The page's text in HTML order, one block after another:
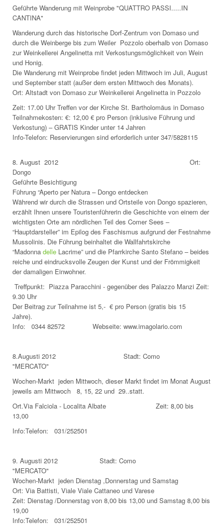
Geführte Wanderung mit Weinprobe "QUATTRO PASSI.....IN
CANTINA"
Wanderung durch das historische Dorf-Zentrum von Domaso und
durch die Weinberge bis zum Weiler Pozzolo oberhalb von Domaso
zur Weinkellerei Angelinetta mit Verkostungsmöglichkeit von Wein
und Honig.
Die Wanderung mit Weinprobe findet jeden Mittwoch im Juli, August
und September statt (außer dem ersten Mittwoch des Monats).
Ort: Altstadt von Domaso zur Weinkellerei Angelinetta in Pozzolo
Zeit: 17.00 Uhr Treffen vor der Kirche St. Bartholomäus in Domaso
Teilnahmekosten: €: 12,00 € pro Person (inklusive Führung und
Verkostung) – GRATIS Kinder unter 14 Jahren
Info-Telefon: Reservierungen sind erforderlich unter 347/5828115
8. August 2012 Ort:
Dongo
Geführte Besichtigung
Führung “Aperto per Natura – Dongo entdecken
Während wir durch die Strassen und Ortsteile von Dongo spazieren,
erzählt Ihnen unsere Touristenführerin die Geschichte von einem der
wichtigsten Orte am nördlichen Teil des Comer Sees –
“Hauptdarsteller” im Epilog des Faschismus aufgrund der Festnahme
Mussolinis. Die Führung beinhaltet die Wallfahrtskirche
“Madonna delle Lacrime” und die Pfarrkirche Santo Stefano – beides
reiche und eindrucksvolle Zeugen der Kunst und der Frömmigkeit
der damaligen Einwohner.
Treffpunkt: Piazza Paracchini - gegenüber des Palazzo Manzi Zeit:
9.30 Uhr
Der Beitrag zur Teilnahme ist 5,- € pro Person (gratis bis 15
Jahre).
Info: 0344 82572 Webseite: www.imagolario.com
8.Augusti 2012 Stadt: Como
"MERCATO"
Wochen-Markt jeden Mittwoch, dieser Markt findet im Monat August
jeweils am Mittwoch 8, 15, 22 und 29..statt.
Ort.Via Falciola - Localita Albate Zeit: 8,00 bis
13,00
Info:Telefon: 031/252501
9. Augusti 2012 Stadt: Como
"MERCATO"
Wochen-Markt jeden Dienstag ,Donnerstag und Samstag
Ort: Via Battisti, Viale Viale Cattaneo und Varese
Zeit: Dienstag /Donnerstag von 8,00 bis 13,00 und Samstag 8,00 bis
19,00
Info:Telefon: 031/252501